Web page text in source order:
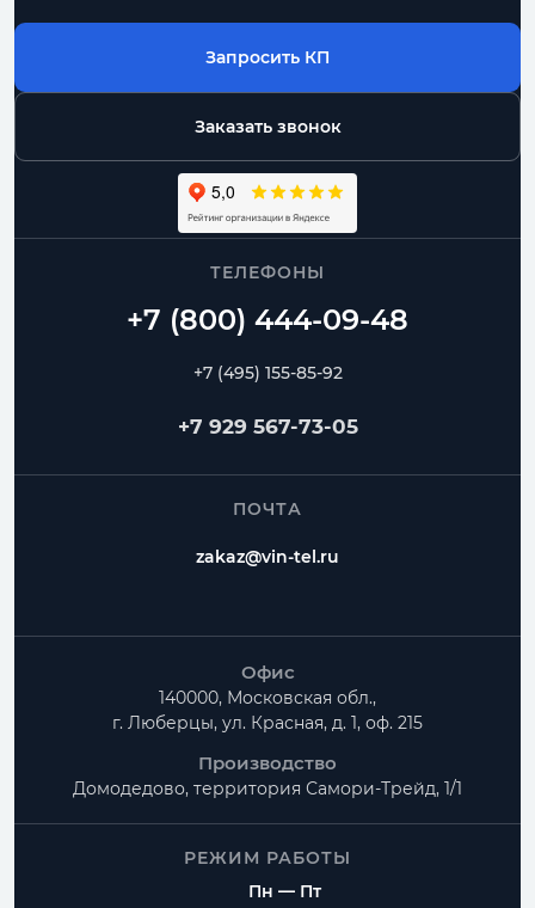
Запросить КП
Заказать звонок
ТЕЛЕФОНЫ
+7 (495) 155-85-92
+7 929 567-73-05
ПОЧТА
zakaz@vin-tel.ru
Офис
140000, Московская обл.,
г. Люберцы, ул. Красная, д. 1, оф. 215
Производство
Домодедово, территория Самори-Трейд, 1/1
РЕЖИМ РАБОТЫ
Пн — Пт